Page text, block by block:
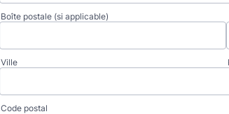
Boîte postale (si applicable)
Ville
Code postal